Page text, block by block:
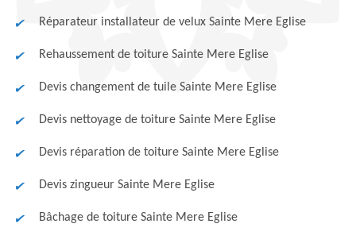
Réparateur installateur de velux Sainte Mere Eglise
Rehaussement de toiture Sainte Mere Eglise
Devis changement de tuile Sainte Mere Eglise
Devis nettoyage de toiture Sainte Mere Eglise
Devis réparation de toiture Sainte Mere Eglise
Devis zingueur Sainte Mere Eglise
Bâchage de toiture Sainte Mere Eglise